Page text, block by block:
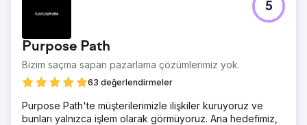
Purpose Path
Bizim saçma sapan pazarlama çözümlerimiz yok.
63 değerlendirmeler
5
Purpose Path'te müşterilerimizle ilişkiler kuruyoruz ve
bunları yalnızca işlem olarak görmüyoruz. Ana hedefimiz,